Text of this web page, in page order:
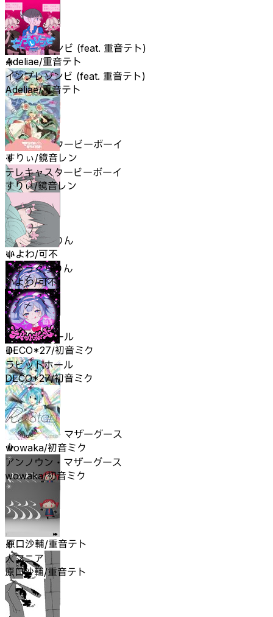
インプレゾンビ (feat. 重音テト)
Adeliae/重音テト
テレキャスタービーボーイ
すりぃ/鏡音レン
きゅうくらりん
いよわ/可不
ラビットホール
DECO*27/初音ミク
アンノウン・マザーグース
wowaka/初音ミク
原口沙輔/重音テト
インプレゾンビ (feat. 重音テト)
Adeliae/重音テト
テレキャスタービーボーイ
すりぃ/鏡音レン
きゅうくらりん
いよわ/可不
ラビットホール
DECO*27/初音ミク
アンノウン・マザーグース
wowaka/初音ミク
人マニア
原口沙輔/重音テト